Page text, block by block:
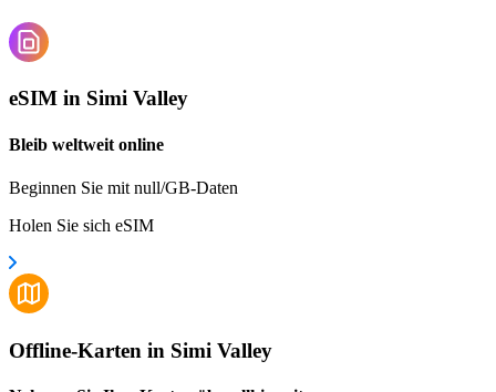
eSIM in Simi Valley
Bleib weltweit online
Beginnen Sie mit null/GB-Daten
Holen Sie sich eSIM
Offline-Karten in Simi Valley